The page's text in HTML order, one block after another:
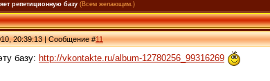
репетиционную базу (Всем желающим.)
20:39:13 | Сообщение #11
базу: http://vkontakte.ru/album-12780256_99316269